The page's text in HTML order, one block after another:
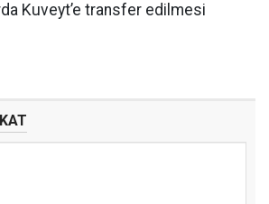
Kuveyt’e transfer edilmesi